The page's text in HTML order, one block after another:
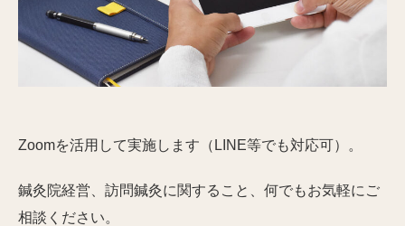
Zoomを活用して実施します（LINE等でも対応可）。
鍼灸院経営、訪問鍼灸に関すること、何でもお気軽にご
相談ください。